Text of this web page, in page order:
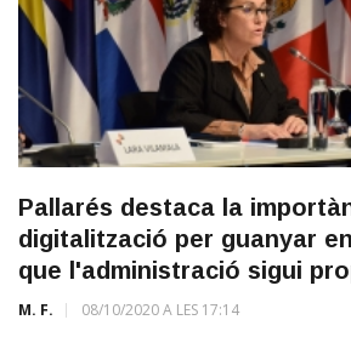
Pallarés destaca la
digitalització per guanyar
que l'administració sigui
M. F. 08/10/2020 A LES 17:14